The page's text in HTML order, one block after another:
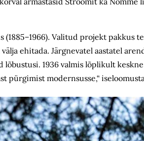
Valitud projekt pakkus
ehitada. Järgnevatel aastatel
1936 valmis lõplikult
pürgimist modernsusse,“